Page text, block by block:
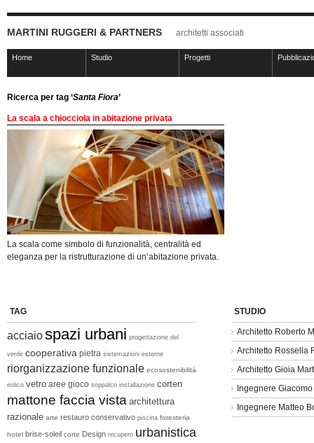
MARTINI RUGGERI & PARTNERS architetti associati
Home Studio Progetti
Ricerca per tag ‘Santa Fiora’
La scala a chiocciola in abitazione privata
La scala come simbolo di funzionalità, centralità ed
eleganza per la ristrutturazione di un’abitazione privata.
TAG
acciaiospazi urbani progettazione del
verde cooperativa pietra sistemazioni esterne
riorganizzazione funzionale ecosostenibilità
eolico vetro aree gioco soppalco installazione corten
mattone faccia vista architettura
razionale arte restauro conservativo piscina foresteria
hotel brise-soleil corte Design recupero urbanistica
STUDIO
Architetto Roberto
Architetto Rossella
Architetto Gioia
Ingegnere
Ingegnere Matteo